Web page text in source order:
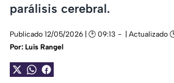
parálisis cerebral.
Publicado 12/05/2026 | 🕑 09:13
| Actualizado
Por: Luis Rangel